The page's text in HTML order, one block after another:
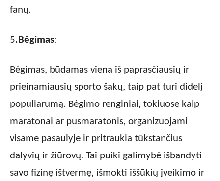
fanų.
5.Bėgimas:
Bėgimas, būdamas viena iš paprasčiausių ir
prieinamiausių sporto šakų, taip pat turi didelį
populiarumą. Bėgimo renginiai, tokiuose kaip
maratonai ar pusmaratonis, organizuojami
visame pasaulyje ir pritraukia tūkstančius
dalyvių ir žiūrovų. Tai puiki galimybė išbandyti
savo fizinę ištvermę, išmokti iššūkių įveikimo ir